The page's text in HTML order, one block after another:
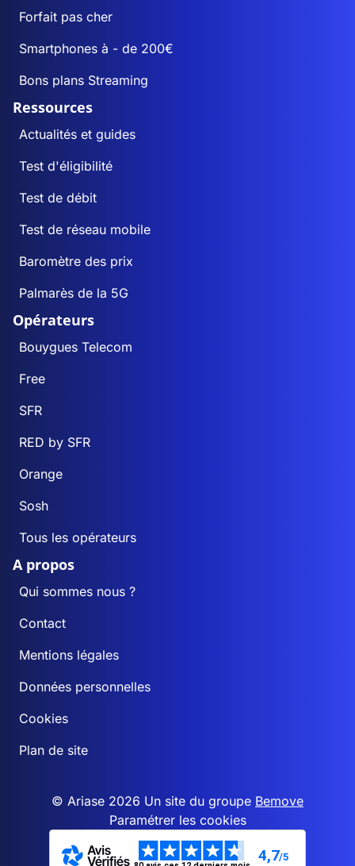
Forfait pas cher
Smartphones à - de 200€
Bons plans Streaming
Ressources
Actualités et guides
Test d'éligibilité
Test de débit
Test de réseau mobile
Baromètre des prix
Palmarès de la 5G
Opérateurs
Bouygues Telecom
Free
SFR
RED by SFR
Orange
Sosh
Tous les opérateurs
A propos
Qui sommes nous ?
Contact
Mentions légales
Données personnelles
Cookies
Plan de site
© Ariase 2026 Un site du groupe Bemove
Paramétrer les cookies
4,7/5